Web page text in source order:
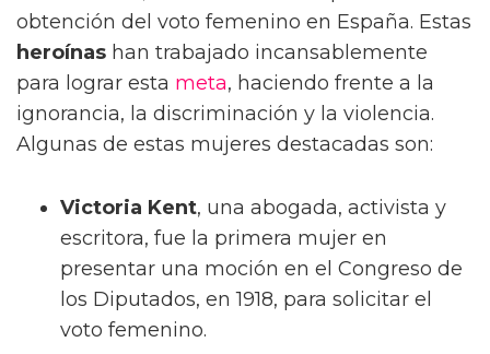
obtención del voto femenino en España. Estas
heroínas han trabajado incansablemente
para lograr esta meta, haciendo frente a la
ignorancia, la discriminación y la violencia.
Algunas de estas mujeres destacadas son:
Victoria Kent, una abogada, activista y
escritora, fue la primera mujer en
presentar una moción en el Congreso de
los Diputados, en 1918, para solicitar el
voto femenino.